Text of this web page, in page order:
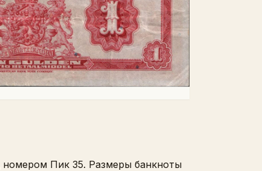
номером Пик 35. Размеры банкноты